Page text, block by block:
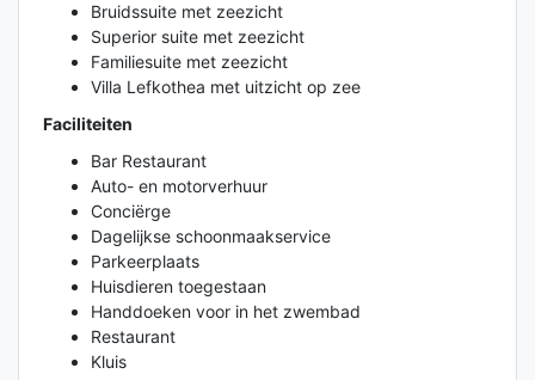
Bruidssuite met zeezicht
Superior suite met zeezicht
Familiesuite met zeezicht
Villa Lefkothea met uitzicht op zee
Faciliteiten
Bar Restaurant
Auto- en motorverhuur
Conciërge
Dagelijkse schoonmaakservice
Parkeerplaats
Huisdieren toegestaan
Handdoeken voor in het zwembad
Restaurant
Kluis